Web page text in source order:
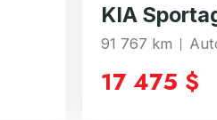
KIA
91 767 km
17 475 $